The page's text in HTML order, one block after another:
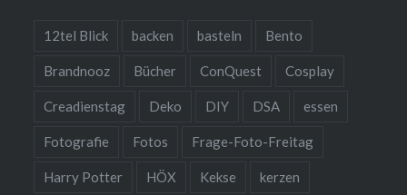
12tel Blick backen basteln Bento
Brandnooz Bücher ConQuest Cosplay
Creadienstag Deko DIY DSA essen
Fotografie Fotos Frage-Foto-Freitag
Harry Potter HÖX Kekse kerzen